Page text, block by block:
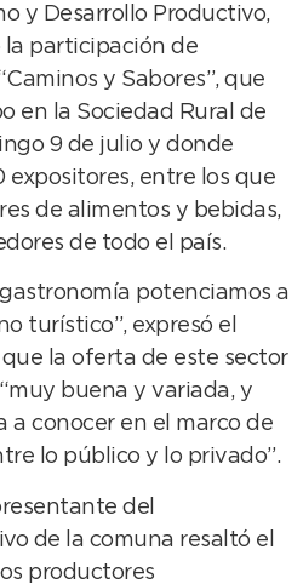
y Desarrollo Productivo,
la participación de
y Sabores”, que
en la Sociedad Rural de
9 de julio y donde
expositores, entre los que
de alimentos y bebidas,
de todo el país.
potenciamos a
turístico”, expresó el
la oferta de este sector
buena y variada, y
a conocer en el marco de
lo público y lo privado”.
del
de la comuna resaltó el
productores